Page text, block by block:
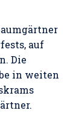
auf
Die
in weiten